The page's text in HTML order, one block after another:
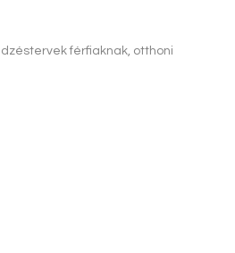
férfiaknak, otthoni